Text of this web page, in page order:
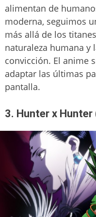
alimentan de
moderna, seguimos
más allá de los
naturaleza humana y
convicción. El anime
adaptar las últimas
pantalla.
3. Hunter x